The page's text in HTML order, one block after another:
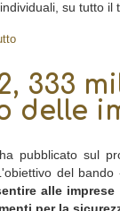
su tutto il
333
delle
ha pubblicato sul
del
alle